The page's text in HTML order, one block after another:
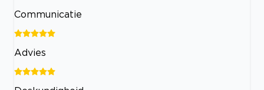
Communicatie
Advies